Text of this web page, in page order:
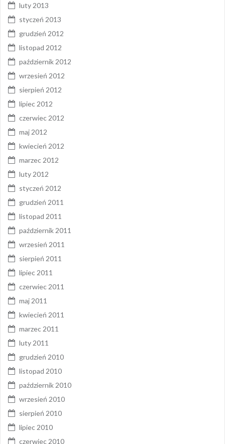
luty 2013
styczeń 2013
grudzień 2012
listopad 2012
październik 2012
wrzesień 2012
sierpień 2012
lipiec 2012
czerwiec 2012
maj 2012
kwiecień 2012
marzec 2012
luty 2012
styczeń 2012
grudzień 2011
listopad 2011
październik 2011
wrzesień 2011
sierpień 2011
lipiec 2011
czerwiec 2011
maj 2011
kwiecień 2011
marzec 2011
luty 2011
grudzień 2010
listopad 2010
październik 2010
wrzesień 2010
sierpień 2010
lipiec 2010
czerwiec 2010